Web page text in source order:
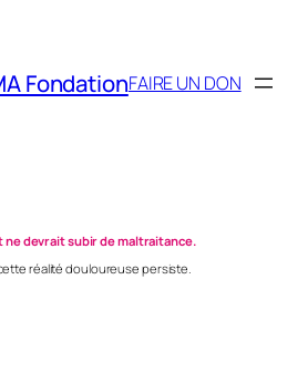
FondationFAIRE UN DON
ne devrait subir de maltraitance.
réalité douloureuse persiste.